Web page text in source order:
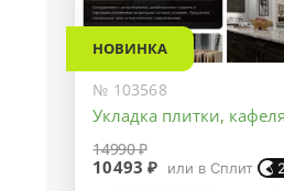
НОВИНКА
№ 103568
Укладка плитки, кафеля
14990 ₽
10493 ₽ или в Сплит